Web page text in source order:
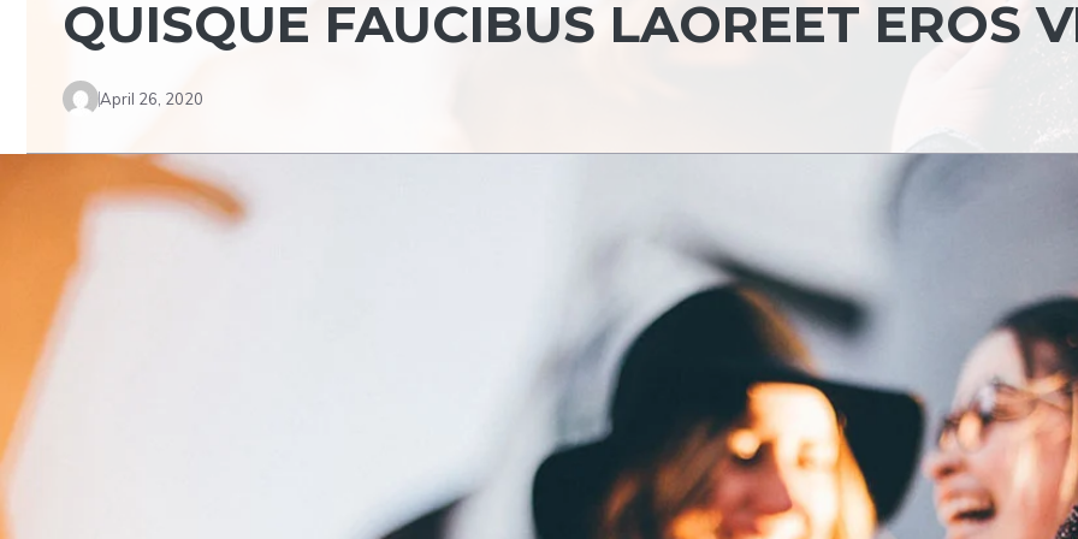
QUISQUE FAUCIBUS LAOREET EROS
April 26, 2020